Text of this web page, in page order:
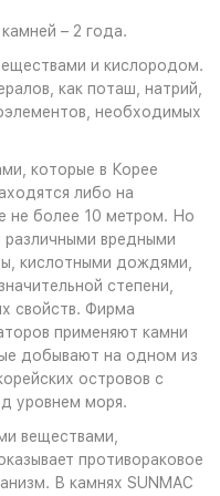
– 2 года.
и кислородом.
как поташ, натрий,
необходимых
которые в Корее
либо на
не более 10 метром. Но
различными вредными
кислотными дождями,
степени,
свойств. Фирма
применяют камни
добывают на одном из
островов с
уровнем моря.
веществами,
противораковое
В камнях SUNMAC